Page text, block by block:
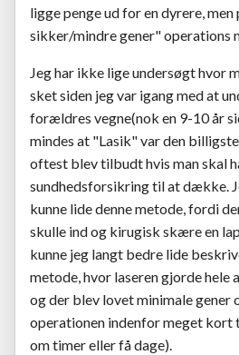
ligge penge ud for en dyrere,
sikker/mindre gener" operations
Jeg har ikke lige undersøgt hvor
sket siden jeg var igang med at
forældres vegne(nok en 9-10 år
mindes at "Lasik" var den
oftest blev tilbudt hvis man skal
sundhedsforsikring til at dække.
kunne lide denne metode, fordi
skulle ind og kirugisk skære en
kunne jeg langt bedre lide
metode, hvor laseren gjorde hele
og der blev lovet minimale gener
operationen indenfor meget kort
om timer eller få dage).